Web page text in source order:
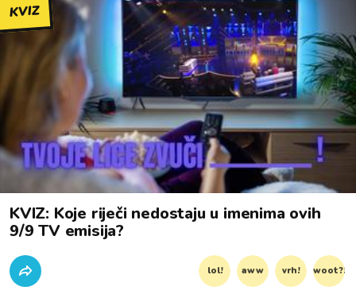
KVIZ
KVIZ: Koje riječi nedostaju u imenima ovih
9/9 TV emisija?
lol! aww vrh! woot?!